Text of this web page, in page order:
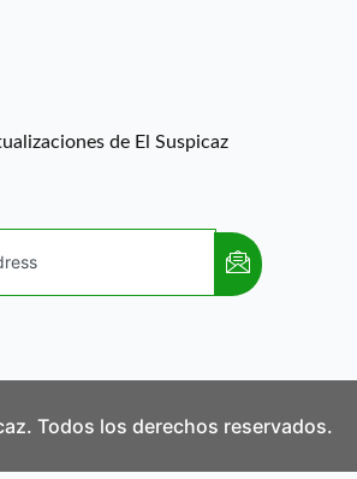
de El Suspicaz
Todos los derechos reservados.